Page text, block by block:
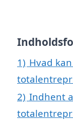
1) Hvad
2) Indhent